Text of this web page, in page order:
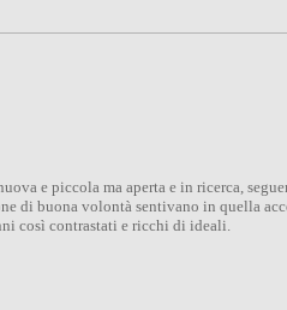
e piccola ma aperta e in ricerca,
di buona volontà sentivano in quella
così contrastati e ricchi di ideali.